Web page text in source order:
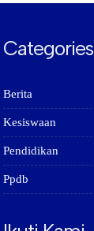
Categories
Berita
Kesiswaan
Pendidikan
Ppdb